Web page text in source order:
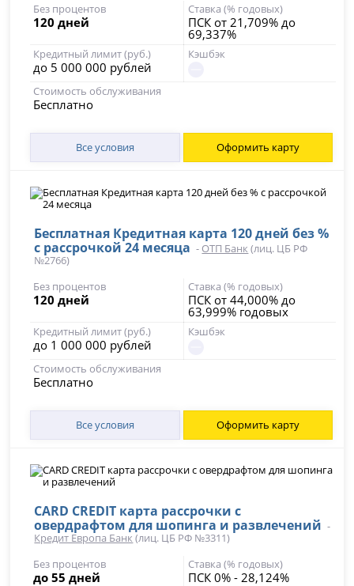
Без процентов
120 дней
Ставка (% годовых)
ПСК от 21,709% до
69,337%
Кредитный лимит (руб.)
до 5 000 000 рублей
Кэшбэк
Стоимость обслуживания
Бесплатно
Все условия Оформить карту
Бесплатная Кредитная карта 120 дней без %
с рассрочкой 24 месяца - ОТП Банк (лиц. ЦБ РФ
№2766)
Без процентов
120 дней
Ставка (% годовых)
ПСК от 44,000% до
63,999% годовых
Кредитный лимит (руб.)
до 1 000 000 рублей
Кэшбэк
Стоимость обслуживания
Бесплатно
Все условия Оформить карту
CARD CREDIT карта рассрочки с
овердрафтом для шопинга и развлечений -
Кредит Европа Банк (лиц. ЦБ РФ №3311)
Без процентов
до 55 дней
Ставка (% годовых)
ПСК 0% - 28,124%